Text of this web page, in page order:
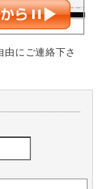
由にご連絡下さ